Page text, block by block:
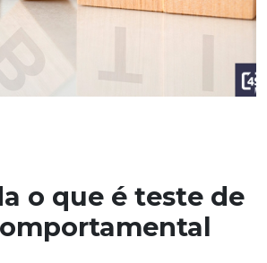
o que é teste de